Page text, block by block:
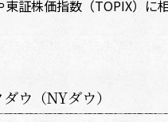
証株価指数（TOPIX）に
ウ（NYダウ）